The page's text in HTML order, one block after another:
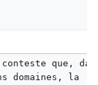
conteste que,
domaines, la